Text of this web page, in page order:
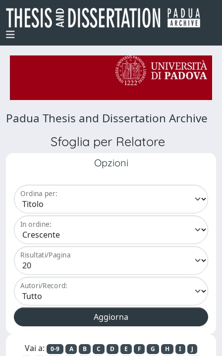
Padua Thesis and Dissertation Archive
Sfoglia per Relatore
Opzioni
Ordina per:
In ordine:
Risultati/Pagina
Autori/Record:
Vai a: 0-9 A B C D E F G H I
J